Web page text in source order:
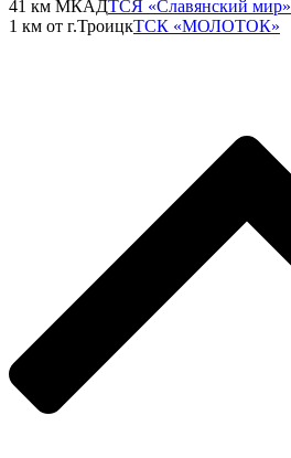
41 км МКАДТСЯ «Славянский мир»
1 км от г.ТроицкТСК «МОЛОТОК»